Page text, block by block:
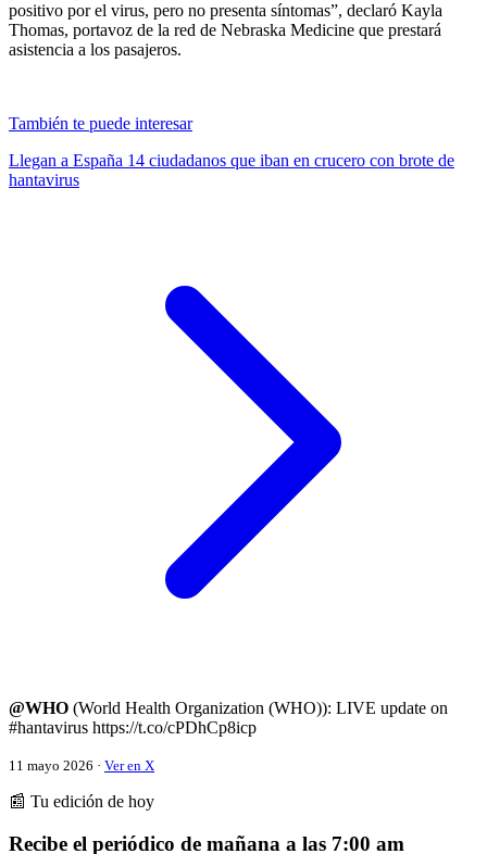
positivo por el virus, pero no presenta síntomas”, declaró Kayla
Thomas, portavoz de la red de Nebraska Medicine que prestará
asistencia a los pasajeros.
También te puede interesar
Llegan a España 14 ciudadanos que iban en crucero con brote de
hantavirus
@WHO (World Health Organization (WHO)): LIVE update on
#hantavirus https://t.co/cPDhCp8icp
11 mayo 2026 · Ver en X
📰 Tu edición de hoy
Recibe el periódico de mañana a las 7:00 am